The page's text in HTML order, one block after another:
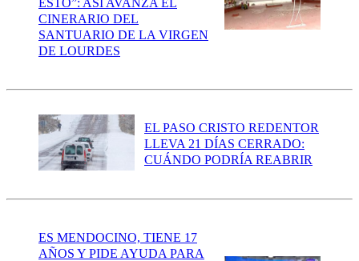
CINERARIO DEL
SANTUARIO DE LA VIRGEN
DE LOURDES
EL PASO CRISTO REDENTOR
LLEVA 21 DÍAS CERRADO:
CUÁNDO PODRÍA REABRIR
ES MENDOCINO, TIENE 17
AÑOS Y PIDE AYUDA PARA